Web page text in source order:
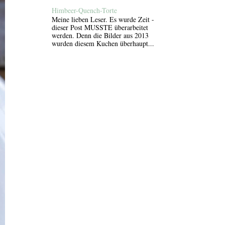
Himbeer-Quench-Torte
Meine lieben Leser. Es wurde Zeit -
dieser Post MUSSTE überarbeitet
werden. Denn die Bilder aus 2013
wurden diesem Kuchen überhaupt...